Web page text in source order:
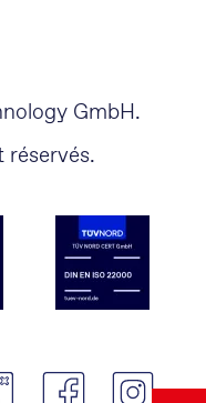
GmbH.
réservés.